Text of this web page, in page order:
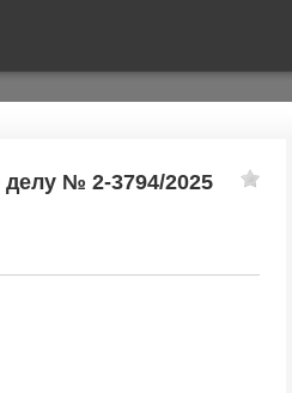
делу № 2-3794/2025